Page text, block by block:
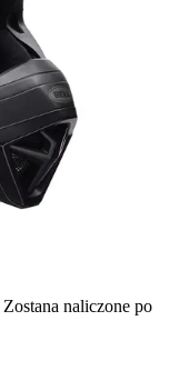
Zostana naliczone po